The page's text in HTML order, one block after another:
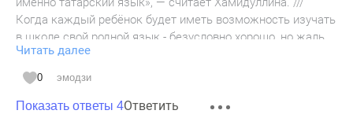
Когда каждый ребёнок будет иметь возможность изучать
в школе свой родной язык - безусловно хорошо, но жаль,
что госпожа Хамидуллина не раскрыла, как это
осуществимо на практике, и потому это можно назвать
пустой болтовней. Если кто не согласен, пусть объяснит,
как, допустим даже в Казани, в одной школе
Читать далее
0 эмодзи
Показать ответы 4Ответить